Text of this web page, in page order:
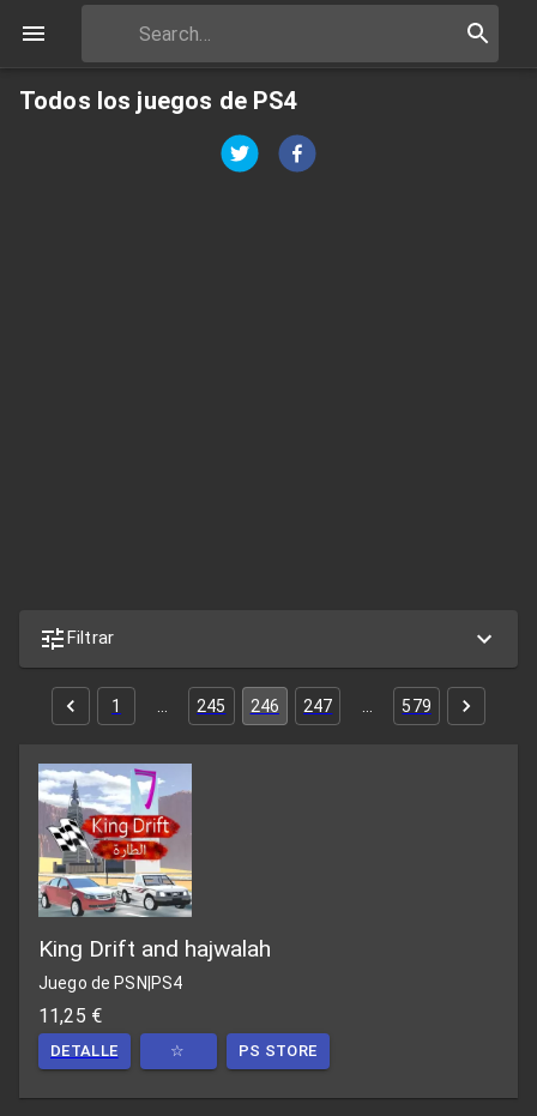
Todos los juegos de PS4
Filtrar
1 245 246 247 579
King Drift and hajwalah
Juego de PSN|PS4
11,25 €
DETALLE ☆ PS STORE